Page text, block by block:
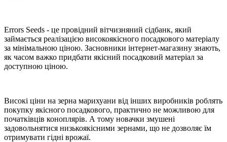
Errors Seeds - це провідний вітчизняний сідбанк, який
займається реалізацією високоякісного посадкового матеріалу
за мінімальною ціною. Засновники інтернет-магазину знають,
як часом важко придбати якісний посадковий матеріал за
доступною ціною.
Високі ціни на зерна марихуани від інших виробників роблять
покупку якісного посадкового, практично не можливою для
початківців коноплярів. А тому новачки змушені
задовольнятися низькоякісними зернами, що не дозволяє їм
отримувати гідні врожаї.